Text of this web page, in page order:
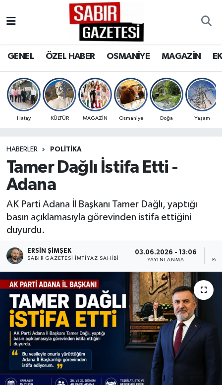
GENEL ÖZEL HABER OSMANİYE MAGAZİN
Hatay KÜLTÜR MAGAZİN Osmaniye Doğa Yaşam
HABERLER POLITIKA
Tamer Dağlı İstifa Etti -
Adana
AK Parti Adana İl Başkanı Tamer Dağlı, yaptığı
basın açıklamasıyla görevinden istifa ettiğini
duyurdu.
ERSIN ŞİMŞEK
SABIR GAZETESI İMTIYAZ SAHIBI
03.06.2026 - 13:06
YAYINLANMA
OSMANİYE
MAGAZİN
SPOR
RESMİ İLANLAR
Osmaniye Nöbetçi Eczaneler
Osmaniye Trafik Yoğunluk Haritası
Süper Lig Puan Durumu ve Fikstür
Son Dakika Haberleri
Haber Arşivi